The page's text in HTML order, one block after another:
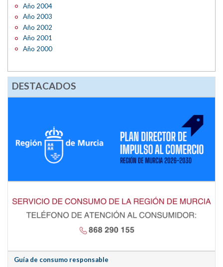
Año 2004
Año 2003
Año 2002
Año 2001
Año 2000
DESTACADOS
Guía de consumo responsable